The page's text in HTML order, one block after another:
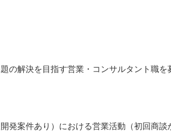
の解決を目指す営業・コンサルタント職を
発案件あり）における営業活動（初回商談